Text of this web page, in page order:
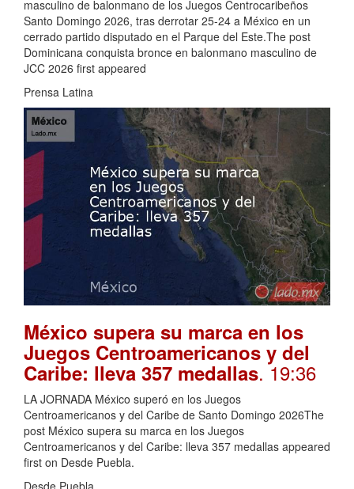
masculino de balonmano de los Juegos Centrocaribeños
Santo Domingo 2026, tras derrotar 25-24 a México en un
cerrado partido disputado en el Parque del Este.The post
Dominicana conquista bronce en balonmano masculino de
JCC 2026 first appeared
Prensa Latina
México supera su marca en los
Juegos Centroamericanos y del
Caribe: lleva 357 medallas. 19:36
LA JORNADA México superó en los Juegos
Centroamericanos y del Caribe de Santo Domingo 2026The
post México supera su marca en los Juegos
Centroamericanos y del Caribe: lleva 357 medallas appeared
first on Desde Puebla.
Desde Puebla